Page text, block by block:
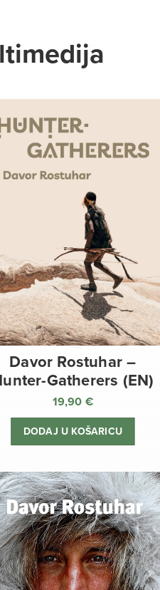
Davor Rostuhar –
Gatherers (EN)
19,90 €
DODAJ U KOŠARICU